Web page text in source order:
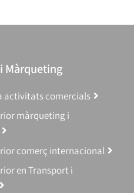
Màrqueting
activitats comercials
màrqueting i
comerç internacional
en Transport i